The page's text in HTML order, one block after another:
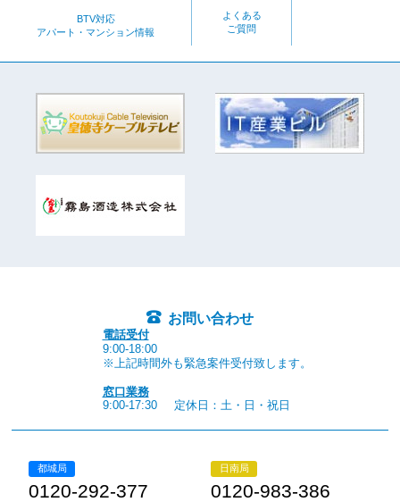
BTV対応
アパート・マンション情報
よくある
ご質問
お問い合わせ
電話受付
9:00-18:00
※上記時間外も緊急案件受付致します。
窓口業務
9:00-17:30
定休日：土・日・祝日
都城局
0120-292-377
日南局
0120-983-386